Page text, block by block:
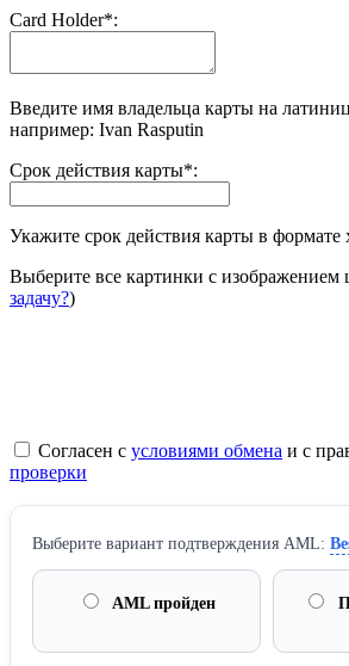
Сard Holder*:
Введите имя владельца карты на
например: Ivan Rasputin
Срок действия карты*:
Укажите срок действия карты в формате
Выберите все картинки с
задачу?)
Согласен с условиями обмена и с
проверки
Выберите вариант подтверждения AML:
AML пройден